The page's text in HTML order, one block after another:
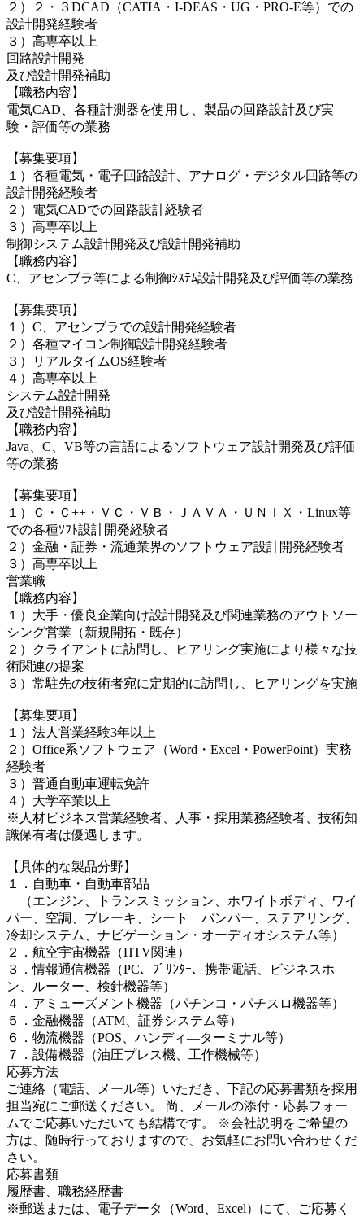
２）２・３DCAD（CATIA・I-DEAS・UG・PRO-E等）での
設計開発経験者
３）高専卒以上
回路設計開発
及び設計開発補助
【職務内容】
電気CAD、各種計測器を使用し、製品の回路設計及び実
験・評価等の業務
【募集要項】
１）各種電気・電子回路設計、アナログ・デジタル回路等の
設計開発経験者
２）電気CADでの回路設計経験者
３）高専卒以上
制御システム設計開発及び設計開発補助
【職務内容】
C、アセンブラ等による制御ｼｽﾃﾑ設計開発及び評価等の業務
【募集要項】
１）C、アセンブラでの設計開発経験者
２）各種マイコン制御設計開発経験者
３）リアルタイムOS経験者
４）高専卒以上
システム設計開発
及び設計開発補助
【職務内容】
Java、C、VB等の言語によるソフトウェア設計開発及び評価
等の業務
【募集要項】
１）Ｃ・Ｃ++・ＶＣ・ＶＢ・ＪＡＶＡ・ＵＮＩＸ・Linux等
での各種ｿﾌﾄ設計開発経験者
２）金融・証券・流通業界のソフトウェア設計開発経験者
３）高専卒以上
営業職
【職務内容】
１）大手・優良企業向け設計開発及び関連業務のアウトソー
シング営業（新規開拓・既存）
２）クライアントに訪問し、ヒアリング実施により様々な技
術関連の提案
３）常駐先の技術者宛に定期的に訪問し、ヒアリングを実施
【募集要項】
１）法人営業経験3年以上
２）Office系ソフトウェア（Word・Excel・PowerPoint）実務
経験者
３）普通自動車運転免許
４）大学卒業以上
※人材ビジネス営業経験者、人事・採用業務経験者、技術知
識保有者は優遇します。
【具体的な製品分野】
１．自動車・自動車部品
（エンジン、トランスミッション、ホワイトボディ、ワイ
パー、空調、ブレーキ、シート バンパー、ステアリング、
冷却システム、ナビゲーション・オーディオシステム等）
２．航空宇宙機器（HTV関連）
３．情報通信機器（PC、ﾌﾟﾘﾝﾀｰ、携帯電話、ビジネスホ
ン、ルーター、検針機器等）
４．アミューズメント機器（パチンコ・パチスロ機器等）
５．金融機器（ATM、証券システム等）
６．物流機器（POS、ハンディ―ターミナル等）
７．設備機器（油圧プレス機、工作機械等）
応募方法
ご連絡（電話、メール等）いただき、下記の応募書類を採用
担当宛にご郵送ください。 尚、メールの添付・応募フォー
ムでご応募いただいても結構です。 ※会社説明をご希望の
方は、随時行っておりますので、お気軽にお問い合わせくだ
さい。
応募書類
履歴書、職務経歴書
※郵送または、電子データ（Word、Excel）にて、ご応募く